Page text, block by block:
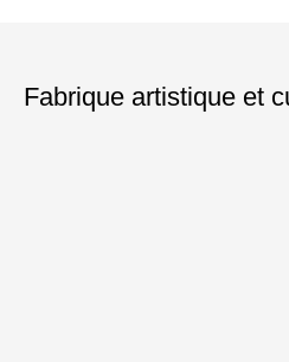
Fabrique artistique et